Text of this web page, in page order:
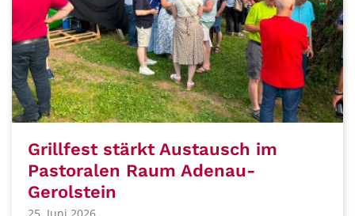
Grillfest stärkt Austausch im
Pastoralen Raum Adenau-
Gerolstein